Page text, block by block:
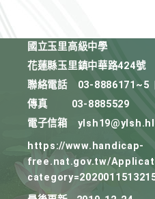
國立玉里高級中學
花蓮縣玉里鎮中華路424號
聯絡電話
03-8886171~5
傳真
03-8885529
電子信箱
https://www.handicap-
free.nat.gov.tw/